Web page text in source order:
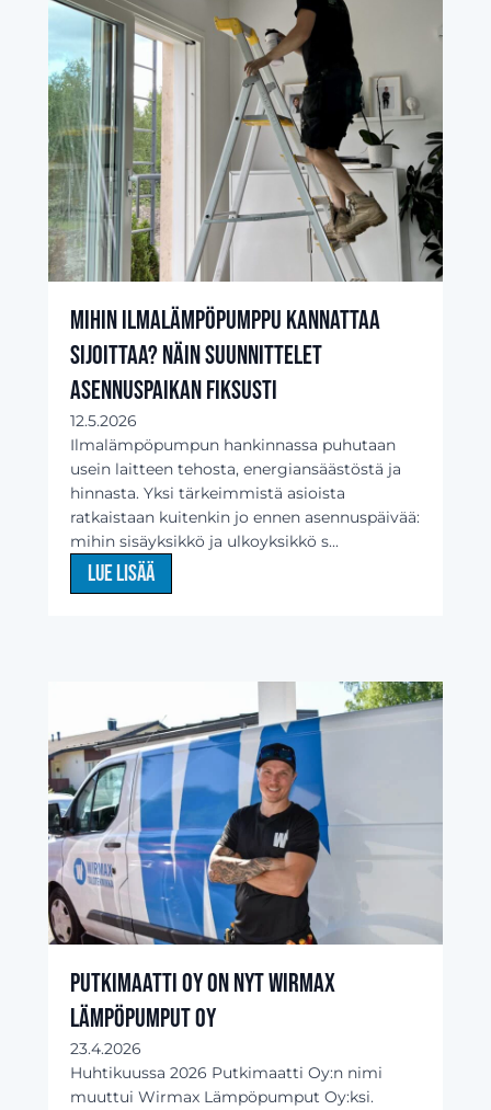
Mihin ilmalämpöpumppu kannattaa
sijoittaa? Näin suunnittelet
asennuspaikan fiksusti
12.5.2026
Ilmalämpöpumpun hankinnassa puhutaan
usein laitteen tehosta, energiansäästöstä ja
hinnasta. Yksi tärkeimmistä asioista
ratkaistaan kuitenkin jo ennen asennuspäivää:
mihin sisäyksikkö ja ulkoyksikkö s...
Lue lisää
Putkimaatti Oy on nyt Wirmax
Lämpöpumput Oy
23.4.2026
Huhtikuussa 2026 Putkimaatti Oy:n nimi
muuttui Wirmax Lämpöpumput Oy:ksi.